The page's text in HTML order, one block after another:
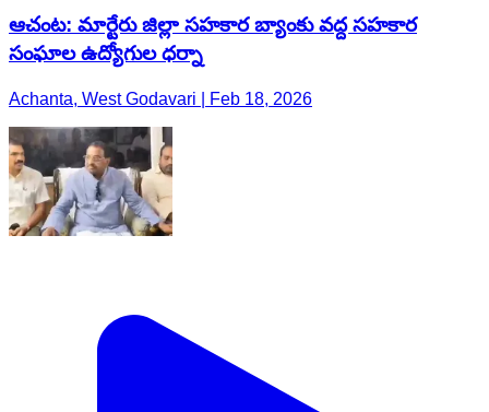
ఆచంట: మార్టేరు జిల్లా సహకార బ్యాంకు వద్ద సహకార
సంఘాల ఉద్యోగుల ధర్నా
Achanta, West Godavari | Feb 18, 2026